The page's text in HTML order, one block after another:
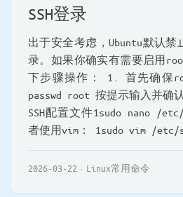
SSH登录
出于安全考虑，Ubuntu默认禁
录。如果你确实有需要启用
下步骤操作： 1. 首先确保
passwd root 按提示输入并确
SSH配置文件1sudo nano /
者使用vim： 1sudo vim /etc/
2026-03-22 Linux常用命令